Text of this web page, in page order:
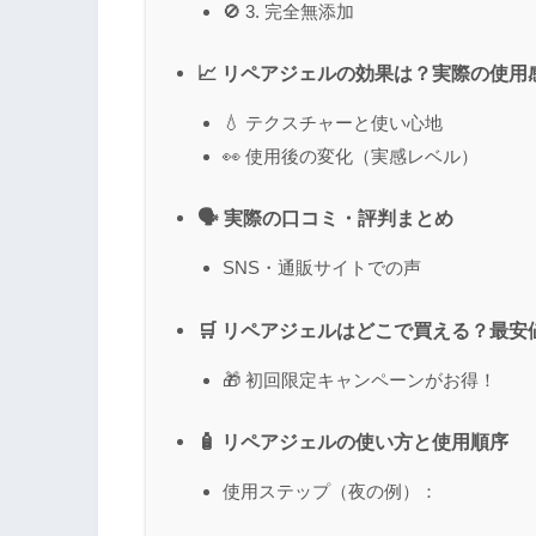
🚫 3. 完全無添加
📈 リペアジェルの効果は？実際の使用
💧 テクスチャーと使い心地
👀 使用後の変化（実感レベル）
🗣 実際の口コミ・評判まとめ
SNS・通販サイトでの声
🛒 リペアジェルはどこで買える？最安
🎁 初回限定キャンペーンがお得！
🧴 リペアジェルの使い方と使用順序
使用ステップ（夜の例）：